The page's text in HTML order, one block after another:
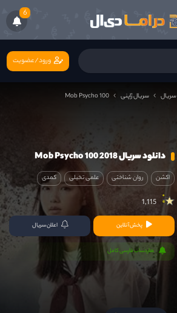
6
ورود/عضویت
سریال سریال ژاپنی Mob Psycho 100
دانلود سریال Mob Psycho 100 2018
اکشن روان شناختی علمی تخیلی کمدی
1,115
پخش آنلاین اعلان سریال
هاردساب فارسی کامل